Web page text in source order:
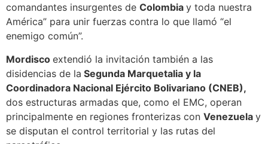
comandantes insurgentes de Colombia y toda nuestra
América” para unir fuerzas contra lo que llamó “el
enemigo común”.
Mordisco extendió la invitación también a las
disidencias de la Segunda Marquetalia y la
Coordinadora Nacional Ejército Bolivariano (CNEB),
dos estructuras armadas que, como el EMC, operan
principalmente en regiones fronterizas con Venezuela y
se disputan el control territorial y las rutas del